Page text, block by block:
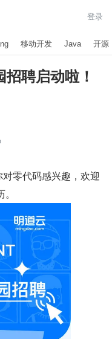
登录
移动开发 Java 开源
聘启动啦！
零代码感兴趣，欢迎